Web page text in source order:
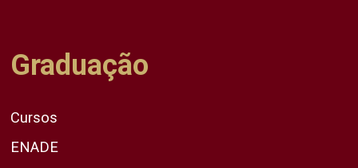
Graduação
Cursos
ENADE